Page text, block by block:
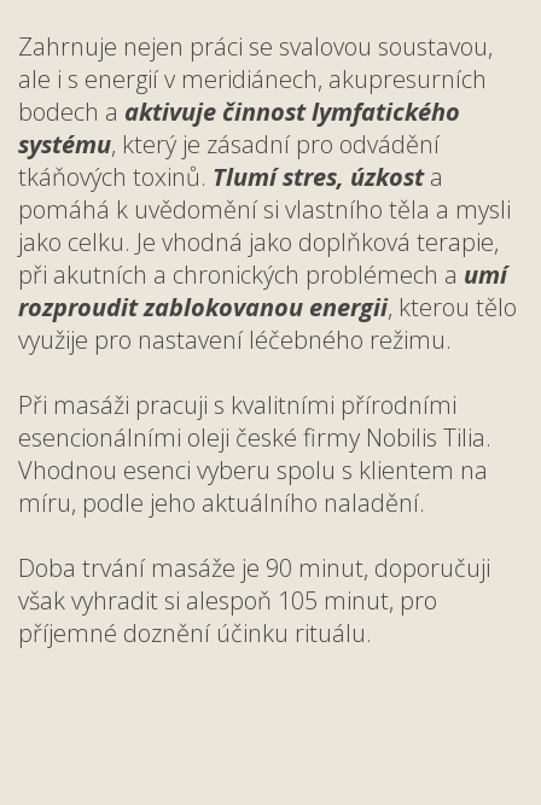
Zahrnuje nejen práci se svalovou soustavou,
ale i s energií v meridiánech, akupresurních
bodech a aktivuje činnost lymfatického
systému, který je zásadní pro odvádění
tkáňových toxinů. Tlumí stres, úzkosta
pomáhá k uvědomění si vlastního těla a mysli
jako celku. Je vhodná jako doplňková terapie,
při akutních a chronických problémech a umí
rozproudit zablokovanou energii, kterou tělo
využije pro nastavení léčebného režimu.
Při masáži pracuji s kvalitními přírodními
esencionálními oleji české firmy Nobilis Tilia.
Vhodnou esenci vyberu spolu s klientem na
míru, podle jeho aktuálního naladění.
Doba trvání masáže je 90 minut, doporučuji
však vyhradit si alespoň 105 minut, pro
příjemné doznění účinku rituálu.